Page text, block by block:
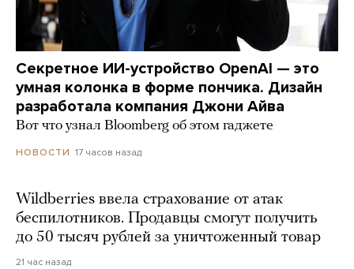
Секретное ИИ-устройство OpenAI — это
умная колонка в форме пончика. Дизайн
разработала компания Джони Айва
Вот что узнал Bloomberg об этом гаджете
НОВОСТИ 17 часов назад
Wildberries ввела страхование от атак
беспилотников. Продавцы смогут получить
до 50 тысяч рублей за уничтоженный товар
21 час назад